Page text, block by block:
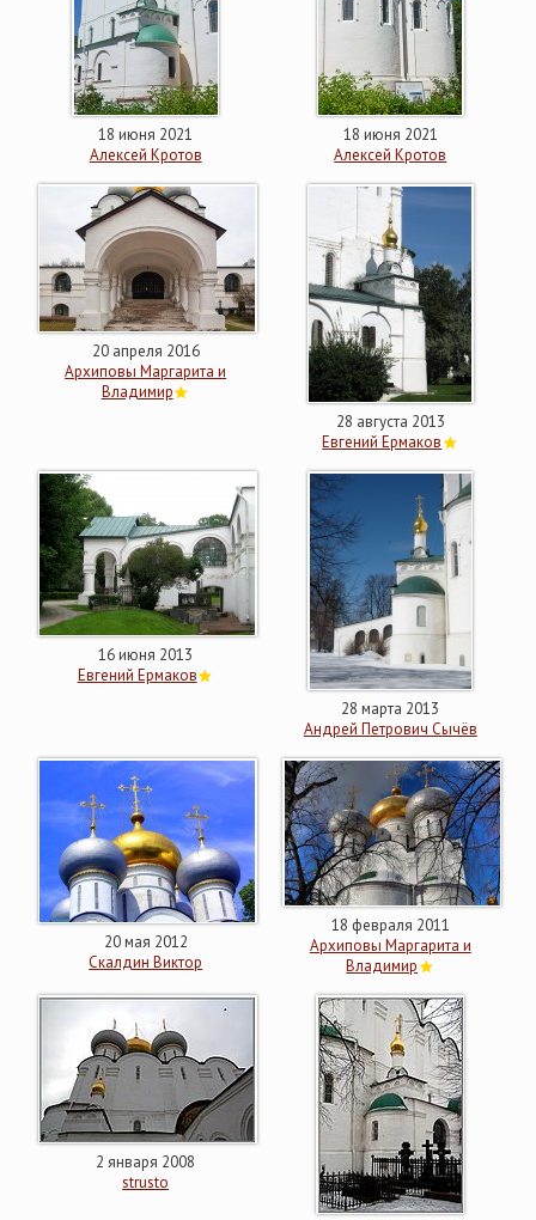
18 июня 2021
Алексей Кротов
18 июня 2021
Алексей Кротов
20 апреля 2016
Архиповы Маргарита и
Владимир
28 августа 2013
Евгений Ермаков
16 июня 2013
Евгений Ермаков
28 марта 2013
Андрей Петрович Сычёв
20 мая 2012
Скалдин Виктор
18 февраля 2011
Архиповы Маргарита и
Владимир
2 января 2008
strusto